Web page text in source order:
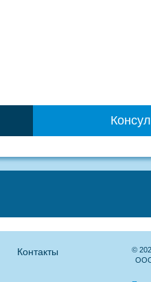
Контакты
©
ООО